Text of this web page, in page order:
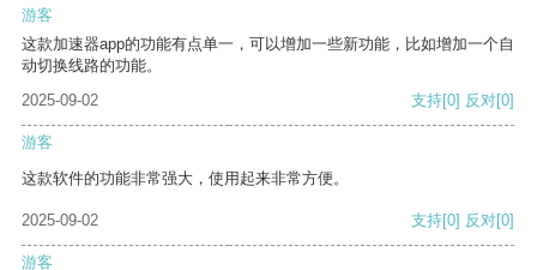
游客
这款加速器app的功能有点单一，可以增加一些新功能，比如增加一个自
动切换线路的功能。
2025-09-02
支持[0] 反对[0]
游客
这款软件的功能非常强大，使用起来非常方便。
2025-09-02 支持[0] 反对[0]
游客